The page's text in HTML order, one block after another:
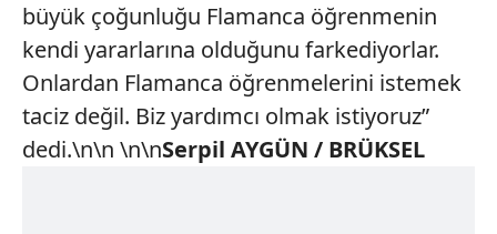
büyük çoğunluğu Flamanca öğrenmenin
kendi yararlarına olduğunu farkediyorlar.
Onlardan Flamanca öğrenmelerini istemek
taciz değil. Biz yardımcı olmak istiyoruz”
dedi.\n\n \n\nSerpil AYGÜN / BRÜKSEL